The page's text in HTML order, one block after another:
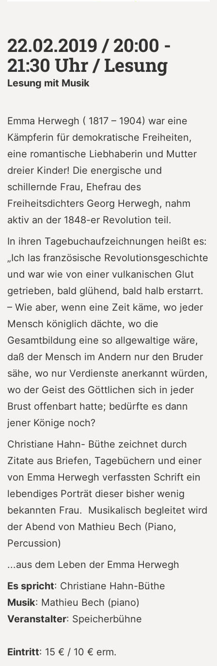
22.02.2019 / 20:00 -
21:30 Uhr / Lesung
Lesung mit Musik
Emma Herwegh ( 1817 – 1904) war eine
Kämpferin für demokratische Freiheiten,
eine romantische Liebhaberin und Mutter
dreier Kinder! Die energische und
schillernde Frau, Ehefrau des
Freiheitsdichters Georg Herwegh, nahm
aktiv an der 1848-er Revolution teil.
In ihren Tagebuchaufzeichnungen heißt es:
„Ich las französische Revolutionsgeschichte
und war wie von einer vulkanischen Glut
getrieben, bald glühend, bald halb erstarrt.
– Wie aber, wenn eine Zeit käme, wo jeder
Mensch königlich dächte, wo die
Gesamtbildung eine so allgewaltige wäre,
daß der Mensch im Andern nur den Bruder
sähe, wo nur Verdienste anerkannt würden,
wo der Geist des Göttlichen sich in jeder
Brust offenbart hatte; bedürfte es dann
jener Könige noch?
Christiane Hahn- Büthe zeichnet durch
Zitate aus Briefen, Tagebüchern und einer
von Emma Herwegh verfassten Schrift ein
lebendiges Porträt dieser bisher wenig
bekannten Frau. Musikalisch begleitet wird
der Abend von Mathieu Bech (Piano,
Percussion)
...aus dem Leben der Emma Herwegh
Es spricht: Christiane Hahn-Büthe
Musik: Mathieu Bech (piano)
Veranstalter: Speicherbühne
Eintritt: 15 € / 10 € erm.